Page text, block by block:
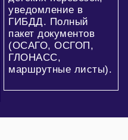
уведомление в
ГИБДД. Полный
пакет документов
(ОСАГО, ОСГОП,
ГЛОНАСС,
маршрутные листы).